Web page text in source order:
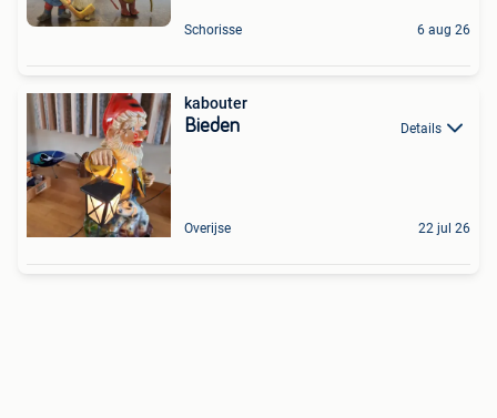
Schorisse 6 aug 26
kabouter
Bieden Details
Overijse 22 jul 26